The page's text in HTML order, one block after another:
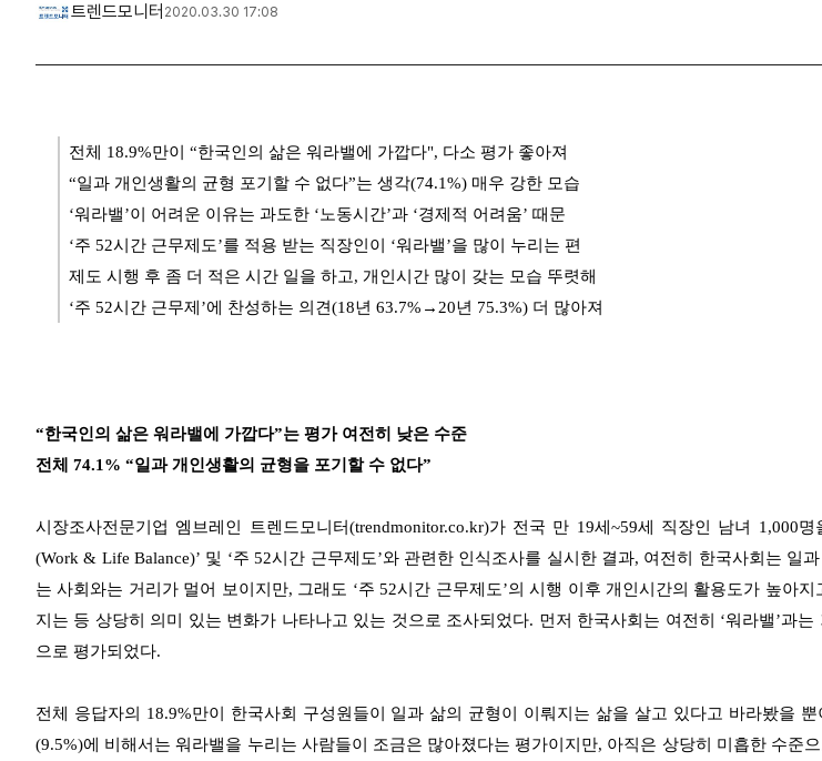
트렌드모니터 2020.03.30 17:08
전체 18.9%만이 “한국인의 삶은 워라밸에 가깝다", 다소 평가 좋아져
“일과 개인생활의 균형 포기할 수 없다”는 생각(74.1%) 매우 강한 모습
‘워라밸’이 어려운 이유는 과도한 ‘노동시간’과 ‘경제적 어려움’ 때문
‘주 52시간 근무제도’를 적용 받는 직장인이 ‘워라밸’을 많이 누리는 편
제도 시행 후 좀 더 적은 시간 일을 하고, 개인시간 많이 갖는 모습 뚜렷해
‘주 52시간 근무제’에 찬성하는 의견(18년 63.7%→20년 75.3%) 더 많아져
“한국인의 삶은 워라밸에 가깝다”는 평가 여전히 낮은 수준
전체 74.1% “일과 개인생활의 균형을 포기할 수 없다”
시장조사전문기업 엠브레인 트렌드모니터(trendmonitor.co.kr)가 전국 만 19세~59세 직장인 남녀 1,000명
(Work & Life Balance)’ 및 ‘주 52시간 근무제도’와 관련한 인식조사를 실시한 결과, 여전히 한국사회는 일
는 사회와는 거리가 멀어 보이지만, 그래도 ‘주 52시간 근무제도’의 시행 이후 개인시간의 활용도가 높아
지는 등 상당히 의미 있는 변화가 나타나고 있는 것으로 조사되었다. 먼저 한국사회는 여전히 ‘워라밸’과는
으로 평가되었다.
전체 응답자의 18.9%만이 한국사회 구성원들이 일과 삶의 균형이 이뤄지는 삶을 살고 있다고 바라봤을 뿐
(9.5%)에 비해서는 워라밸을 누리는 사람들이 조금은 많아졌다는 평가이지만, 아직은 상당히 미흡한 수준